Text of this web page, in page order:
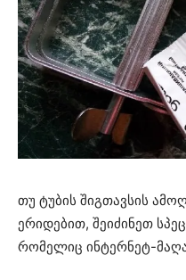
თუ ტუბის შიგთავსის
ერიდებით, შეიძინეთ
რომელიც ინტერნეტ-